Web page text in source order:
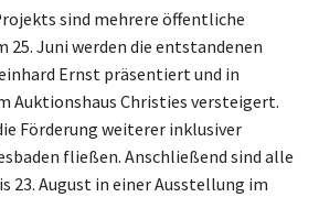
sind mehrere öffentliche
25. Juni werden die entstandenen
Ernst präsentiert und in
Auktionshaus Christies versteigert.
Förderung weiterer inklusiver
fließen. Anschließend sind alle
23. August in einer Ausstellung im